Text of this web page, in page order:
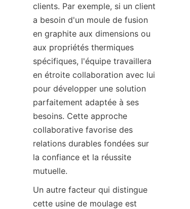
clients. Par exemple, si un client
a besoin d'un moule de fusion
en graphite aux dimensions ou
aux propriétés thermiques
spécifiques, l'équipe travaillera
en étroite collaboration avec lui
pour développer une solution
parfaitement adaptée à ses
besoins. Cette approche
collaborative favorise des
relations durables fondées sur
la confiance et la réussite
mutuelle.
Un autre facteur qui distingue
cette usine de moulage est